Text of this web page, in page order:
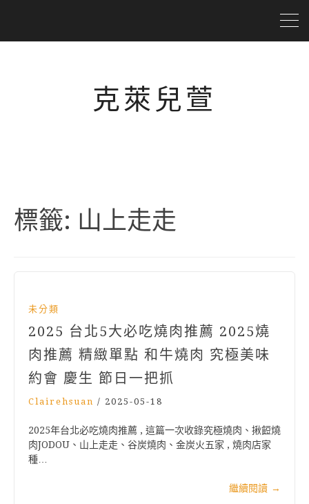
克萊兒萱
標籤: 山上走走
未分類
2025 台北5大必吃燒肉推薦 2025燒
肉推薦 精緻單點 和牛燒肉 究極美味
約會 慶生 節日一把抓
Clairehsuan / 2025-05-18
2025年台北必吃燒肉推薦 , 這篇一次收錄究極燒肉、揪餖燒
肉JODOU、山上走走、谷炭燒肉、金炭火五家 , 燒肉店家
種…
繼續閱讀 →